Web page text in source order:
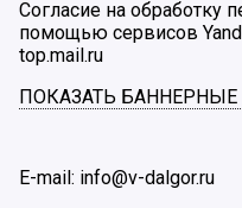
Согласие на обработку
помощью сервисов
top.mail.ru
ПОКАЗАТЬ БАННЕРНЫЕ
E-mail: info@v-dalgor.ru